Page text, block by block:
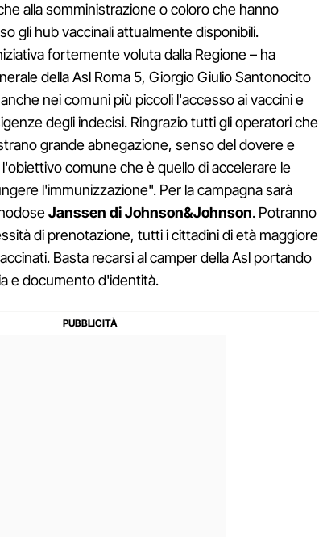
alla somministrazione o coloro che hanno
gli hub vaccinali attualmente disponibili.
fortemente voluta dalla Regione – ha
della Asl Roma 5, Giorgio Giulio Santonocito
nei comuni più piccoli l'accesso ai vaccini e
degli indecisi. Ringrazio tutti gli operatori che
grande abnegazione, senso del dovere e
comune che è quello di accelerare le
l'immunizzazione". Per la campagna sarà
Janssen di Johnson&Johnson. Potranno
di prenotazione, tutti i cittadini di età maggiore
Basta recarsi al camper della Asl portando
e documento d'identità.